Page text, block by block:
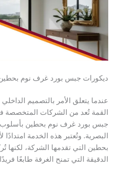
ديكورات جبس بورد غرف نوم
عندما يتعلق الأمر بالتصميم
القمة تُعد من الشركات المتخصصة
جبس بورد غرف نوم بحطين بأسلوب
البصرية. وتُعتبر هذه الخدمة
بحطين التي تقدمها الشركة، لكنها
الدقيقة التي تمنح الغرفة طابعًا